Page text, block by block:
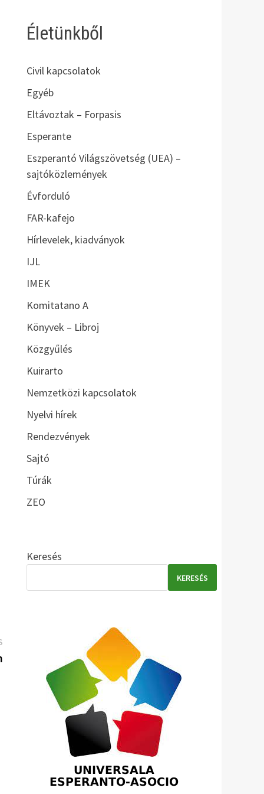
Következő
bejegyzés:
Életünkből
Civil kapcsolatok
Egyéb
Eltávoztak – Forpasis
Esperante
Eszperantó Világszövetség (UEA) –
sajtóközlemények
Évforduló
FAR-kafejo
Hírlevelek, kiadványok
IJL
IMEK
Komitatano A
Könyvek – Libroj
Közgyűlés
Kuirarto
Nemzetközi kapcsolatok
Nyelvi hírek
Rendezvények
Sajtó
Túrák
ZEO
Keresés
KERESÉS